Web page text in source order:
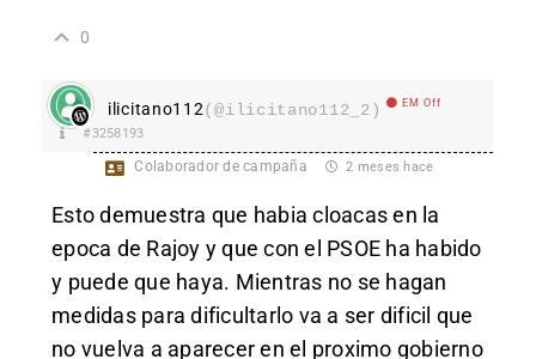
0
ilicitano112(@ilicitano112_2) EM Off
#3258193
Colaborador de campaña 2 meses hace
Esto demuestra que habia cloacas en la
epoca de Rajoy y que con el PSOE ha habido
y puede que haya. Mientras no se hagan
medidas para dificultarlo va a ser dificil que
no vuelva a aparecer en el proximo gobierno